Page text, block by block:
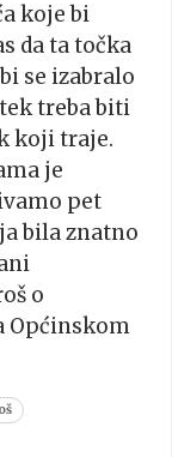
koje bi
da ta točka
se izabralo
treba biti
koji traje.
je
pet
bila znatno
o
Općinskom